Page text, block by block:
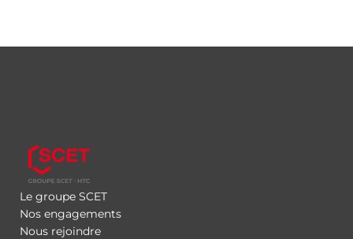
Le groupe SCET
Nos engagements
Nous rejoindre